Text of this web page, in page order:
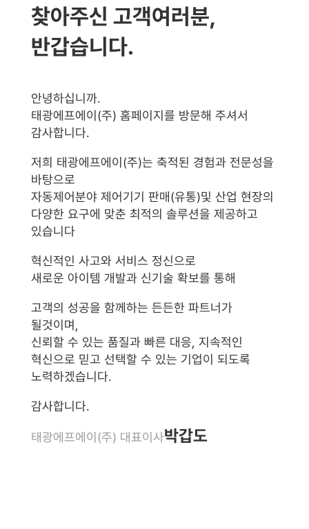
찾아주신 고객여러분,
반갑습니다.
안녕하십니까.
태광에프에이(주) 홈페이지를 방문해 주셔서
감사합니다.
저희 태광에프에이(주)는 축적된 경험과 전문성을
바탕으로
자동제어분야 제어기기 판매(유통)및 산업 현장의
다양한 요구에 맞춘 최적의 솔루션을 제공하고
있습니다
혁신적인 사고와 서비스 정신으로
새로운 아이템 개발과 신기술 확보를 통해
고객의 성공을 함께하는 든든한 파트너가
될것이며,
신뢰할 수 있는 품질과 빠른 대응, 지속적인
혁신으로 믿고 선택할 수 있는 기업이 되도록
노력하겠습니다.
감사합니다.
태광에프에이(주) 대표이사박갑도